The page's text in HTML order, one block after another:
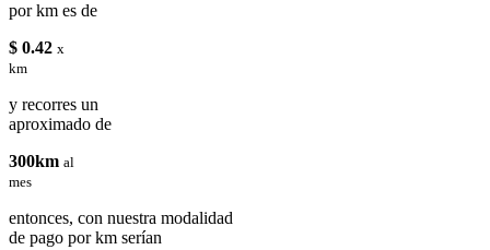
por km es de
$ 0.42 x
km
y recorres un
aproximado de
300km al
mes
entonces, con nuestra modalidad
de pago por km serían